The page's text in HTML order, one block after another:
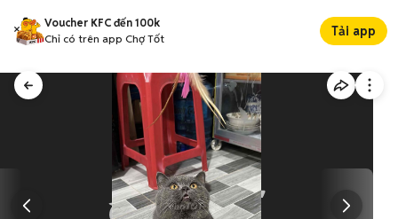
Voucher KFC đến 100k
Chỉ có trên app Chợ Tốt
Tải app